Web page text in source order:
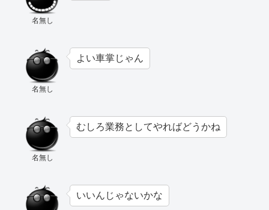
名無し
名無し
よい車掌じゃん
名無し
むしろ業務としてやればどうかね
いいんじゃないかな